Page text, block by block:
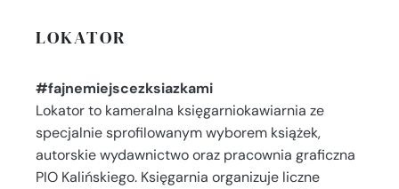
LOKATOR
#fajnemiejscezksiazkami
Lokator to kameralna księgarniokawiarnia ze
specjalnie sprofilowanym wyborem książek,
autorskie wydawnictwo oraz pracownia graficzna
PIO Kalińskiego. Księgarnia organizuje liczne